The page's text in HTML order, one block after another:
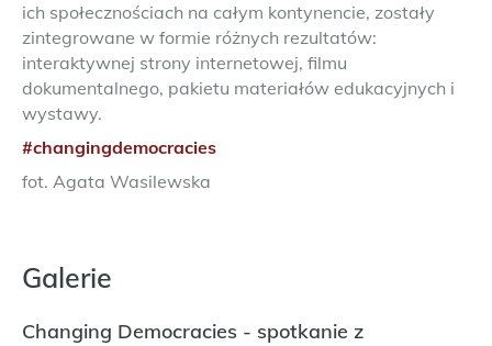
ich społecznościach na całym kontynencie, zostały
zintegrowane w formie różnych rezultatów:
interaktywnej strony internetowej, filmu
dokumentalnego, pakietu materiałów edukacyjnych i
wystawy.
#changingdemocracies
fot. Agata Wasilewska
Galerie
Changing Democracies - spotkanie z